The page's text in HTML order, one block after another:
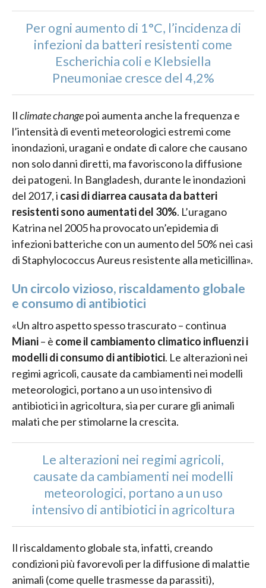
Per ogni aumento di 1°C, l’incidenza di
infezioni da batteri resistenti come
Escherichia coli e Klebsiella
Pneumoniae cresce del 4,2%
Ilclimate changepoi aumenta anche la frequenza e
l’intensità di eventi meteorologici estremi come
inondazioni, uragani e ondate di calore che causano
non solo danni diretti, ma favoriscono la diffusione
dei patogeni. In Bangladesh, durante le inondazioni
del 2017, i casi di diarrea causata da batteri
resistenti sono aumentati del 30%. L’uragano
Katrina nel 2005 ha provocato un’epidemia di
infezioni batteriche con un aumento del 50% nei casi
di Staphylococcus Aureus resistente alla meticillina».
Un circolo vizioso, riscaldamento globale
e consumo di antibiotici
«Un altro aspetto spesso trascurato – continua
Miani– è come il cambiamento climatico influenzi i
modelli di consumo di antibiotici. Le alterazioni nei
regimi agricoli, causate da cambiamenti nei modelli
meteorologici, portano a un uso intensivo di
antibiotici in agricoltura, sia per curare gli animali
malati che per stimolarne la crescita.
Le alterazioni nei regimi agricoli,
causate da cambiamenti nei modelli
meteorologici, portano a un uso
intensivo di antibiotici in agricoltura
Il riscaldamento globale sta, infatti, creando
condizioni più favorevoli per la diffusione di malattie
animali (come quelle trasmesse da parassiti),